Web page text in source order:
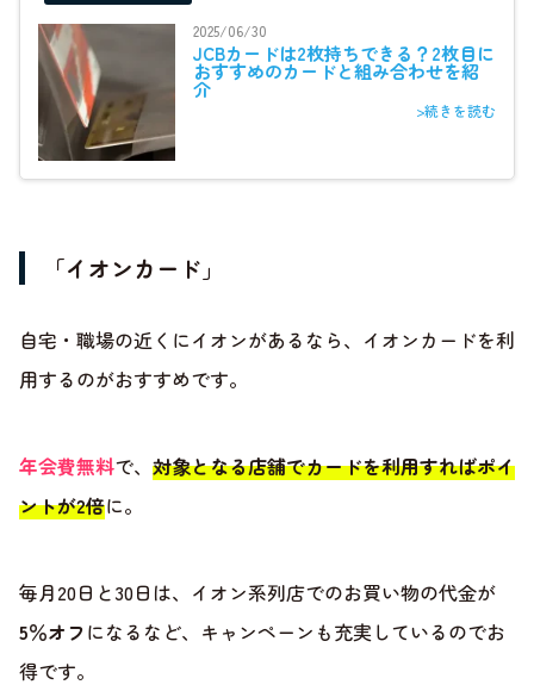
2025/06/30
JCBカードは2枚持ちできる？2枚目に
おすすめのカードと組み合わせを紹
介
>続きを読む
「イオンカード」
自宅・職場の近くにイオンがあるなら、イオンカードを利
用するのがおすすめです。
年会費無料で、 対象となる店舗でカードを利用すればポイ
ントが2倍に。
毎月20日と30日は、イオン系列店でのお買い物の代金が
5％オフになるなど、キャンペーンも充実しているのでお
得です。